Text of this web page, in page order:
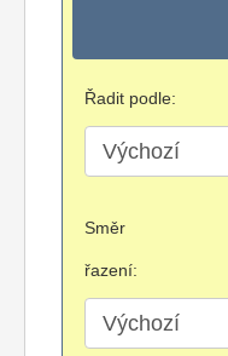
Řadit podle:
Směr
řazení: